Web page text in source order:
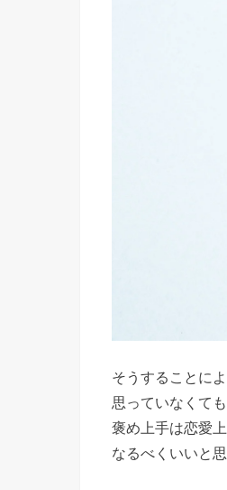
そうすることに
思っていなくて
褒め上手は恋愛上
なるべくいいと